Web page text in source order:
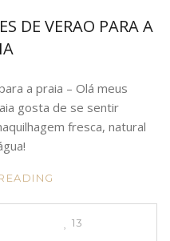
DE VERAO PARA A
a praia – Olá meus
gosta de se sentir
fresca, natural
13